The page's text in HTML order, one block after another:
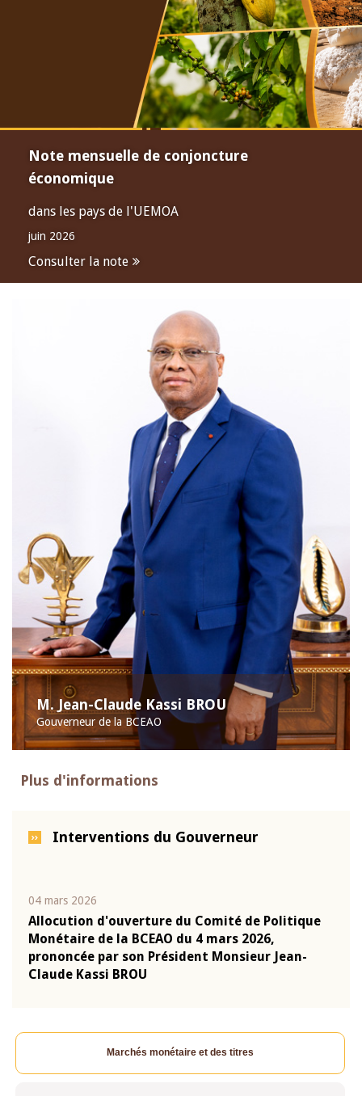
Note mensuelle de conjoncture
économique
dans les pays de l'UEMOA
juin 2026
Consulter la note
M. Jean-Claude Kassi BROU
Gouverneur de la BCEAO
Plus d'informations
Interventions du Gouverneur
04 mars 2026
Allocution d'ouverture du Comité de Politique
Monétaire de la BCEAO du 4 mars 2026,
prononcée par son Président Monsieur Jean-
Claude Kassi BROU
Marchés monétaire et des titres